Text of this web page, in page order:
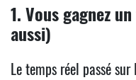
1. Vous gagnez
aussi)
Le temps réel passé